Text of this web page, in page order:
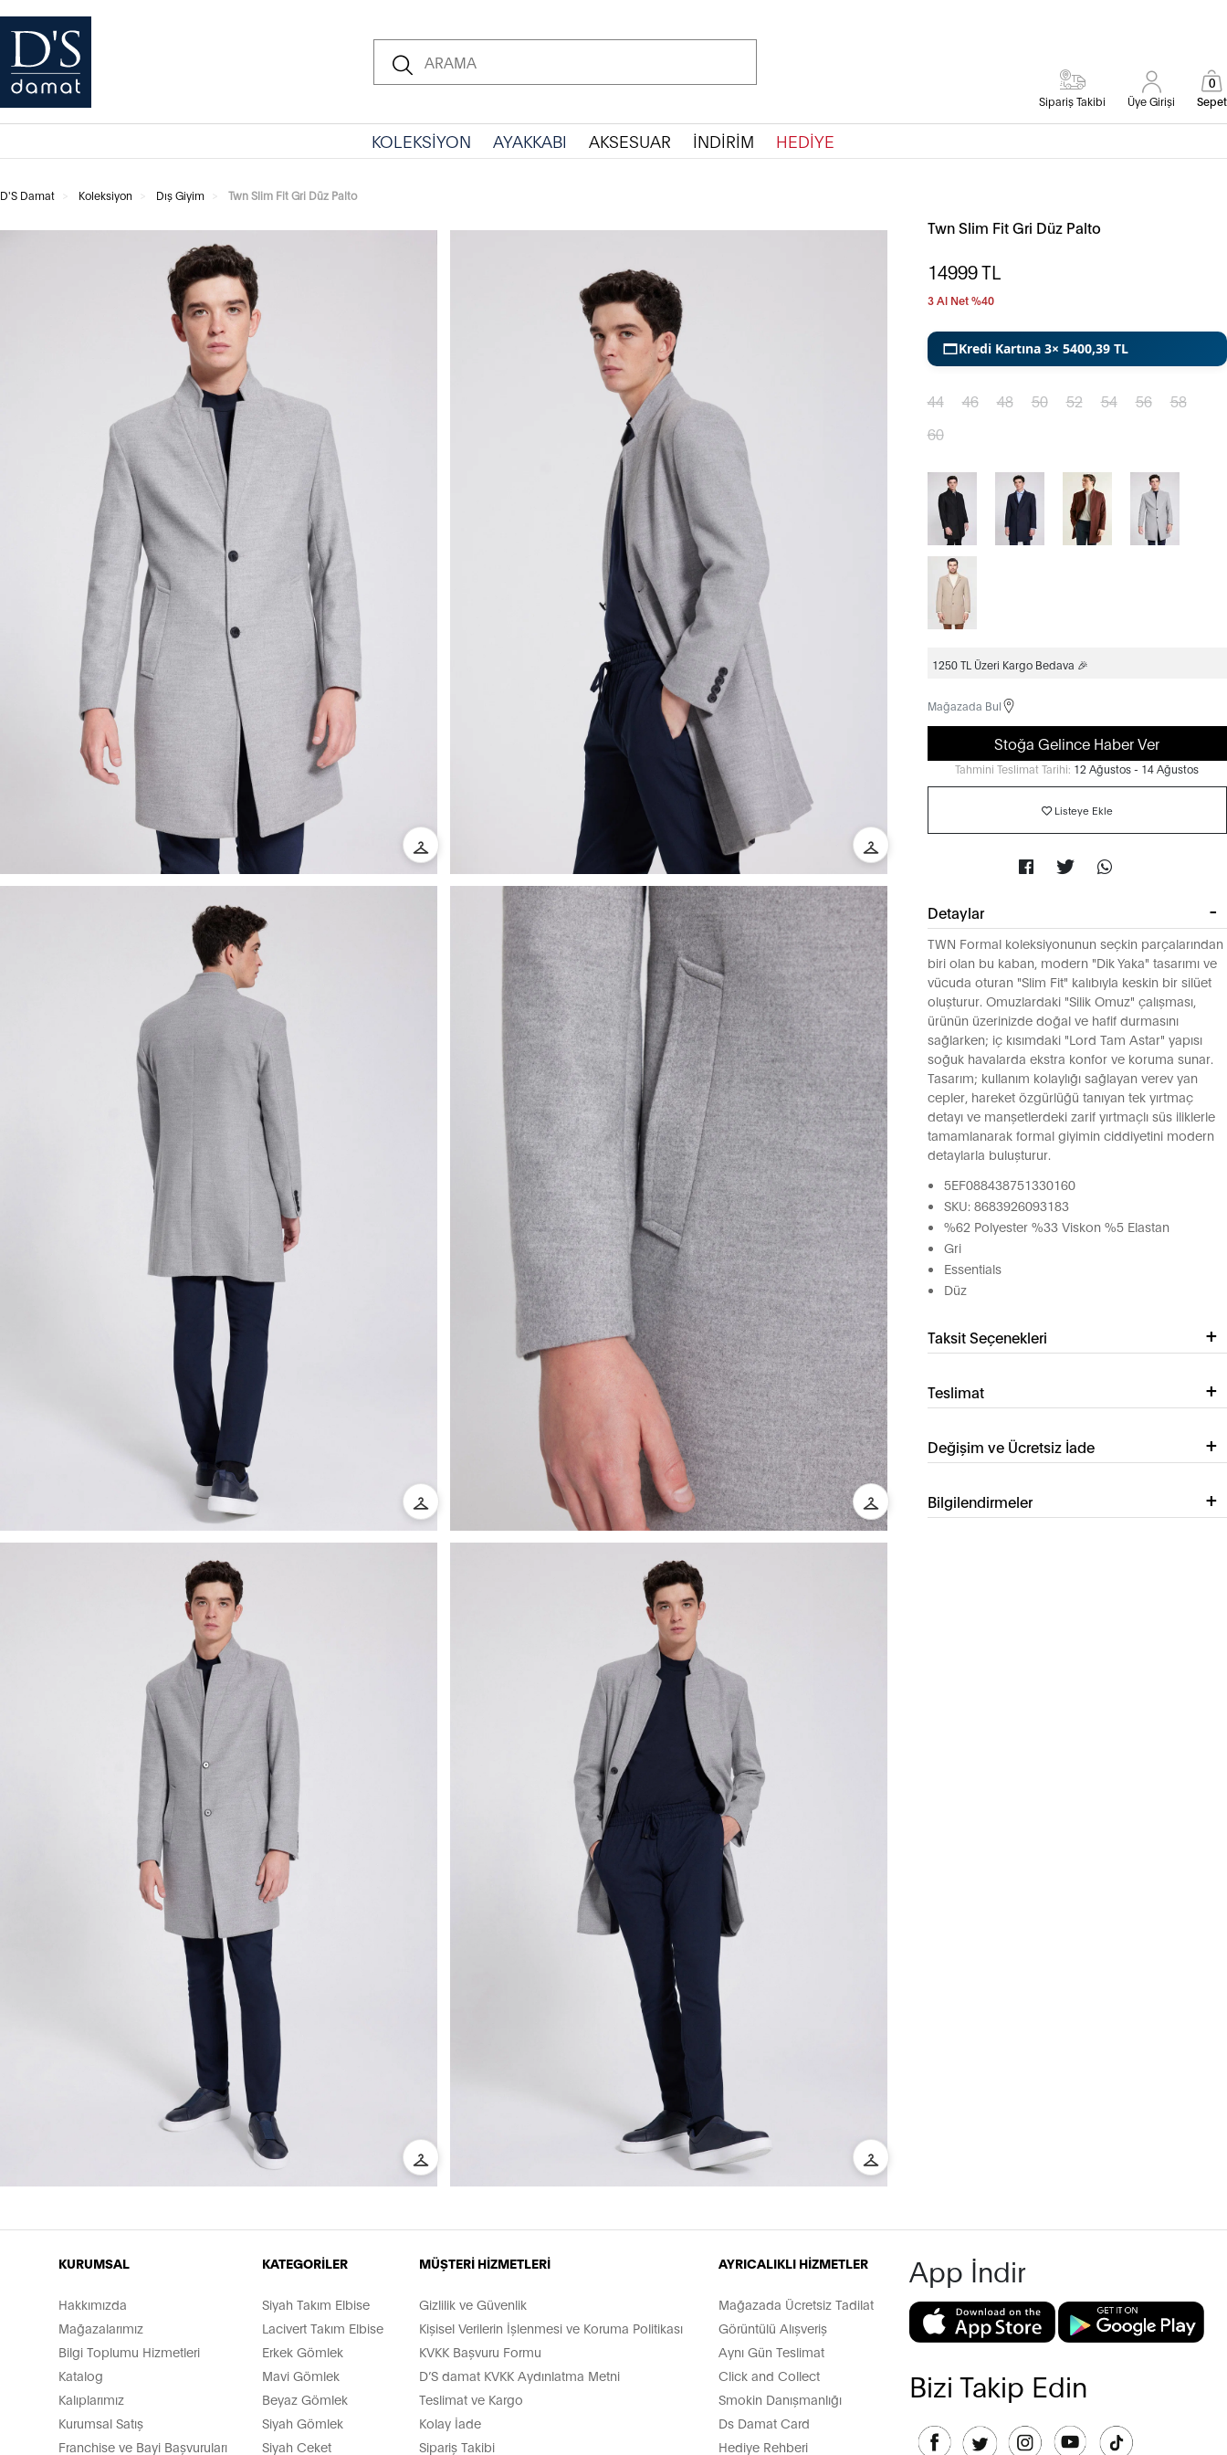
Sipariş Takibi Üye Girişi Sepet
0
KOLEKSİYON AYAKKABI AKSESUAR İNDİRİM HEDİYE
D'S Damat Koleksiyon Dış Giyim Twn Slim Fit Gri Düz Palto
Twn Slim Fit Gri Düz Palto
14999TL
3 Al Net %40
Kredi Kartına 3× 5400,39 TL
44 46 48 50 52 54 56
58
60
1250 TL Üzeri Kargo Bedava 🎉
Mağazada Bul
Stoğa Gelince Haber Ver
Tahmini Teslimat Tarihi: 12 Ağustos - 14 Ağustos
Listeye Ekle
Detaylar
TWN Formal koleksiyonunun seçkin parçalarından
biri olan bu kaban, modern "Dik Yaka" tasarımı ve
vücuda oturan "Slim Fit" kalıbıyla keskin bir silüet
oluşturur. Omuzlardaki "Silik Omuz" çalışması,
ürünün üzerinizde doğal ve hafif durmasını
sağlarken; iç kısımdaki "Lord Tam Astar" yapısı
soğuk havalarda ekstra konfor ve koruma sunar.
Tasarım; kullanım kolaylığı sağlayan verev yan
cepler, hareket özgürlüğü tanıyan tek yırtmaç
detayı ve manşetlerdeki zarif yırtmaçlı süs iliklerle
tamamlanarak formal giyimin ciddiyetini modern
detaylarla buluşturur.
5EF088438751330160
SKU: 8683926093183
%62 Polyester %33 Viskon %5 Elastan
Gri
Essentials
Düz
Taksit Seçenekleri
Teslimat
Değişim ve Ücretsiz İade
Bilgilendirmeler
KURUMSAL
Hakkımızda
Mağazalarımız
Bilgi Toplumu Hizmetleri
Katalog
Kalıplarımız
Kurumsal Satış
Franchise ve Bayi Başvuruları
KATEGORİLER
Siyah Takım Elbise
Lacivert Takım Elbise
Erkek Gömlek
Mavi Gömlek
Beyaz Gömlek
Siyah Gömlek
Siyah Ceket
MÜŞTERİ HİZMETLERİ
Gizlilik ve Güvenlik
Kişisel Verilerin İşlenmesi ve Koruma Politikası
KVKK Başvuru Formu
D’S damat KVKK Aydınlatma Metni
Teslimat ve Kargo
Kolay İade
Sipariş Takibi
AYRICALIKLI HİZMETLER
Mağazada Ücretsiz Tadilat
Görüntülü Alışveriş
Aynı Gün Teslimat
Click and Collect
Smokin Danışmanlığı
Ds Damat Card
Hediye Rehberi
App İndir
Bizi Takip Edin